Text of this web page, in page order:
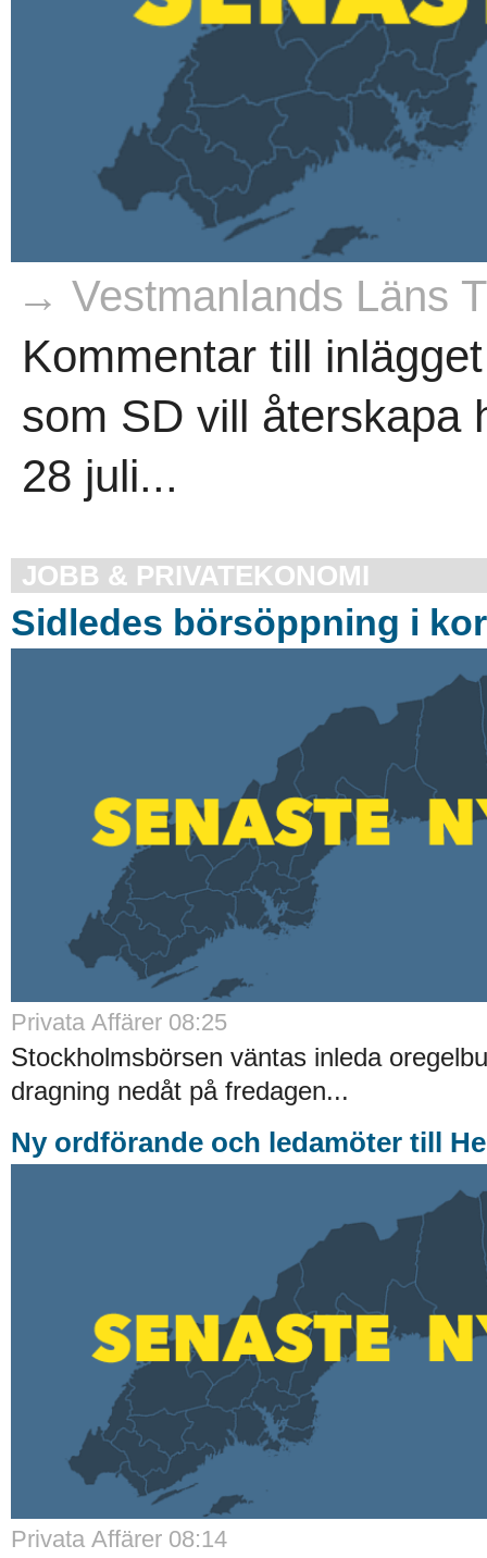
→ Vestmanlands Läns
Kommentar till
som SD vill återskapa
28 juli...
JOBB & PRIVATEKONOMI
Sidledes börsöppning i
Privata Affärer 08:25
Stockholmsbörsen väntas inleda
dragning nedåt på fredagen...
Ny ordförande och ledamöter till
Privata Affärer 08:14